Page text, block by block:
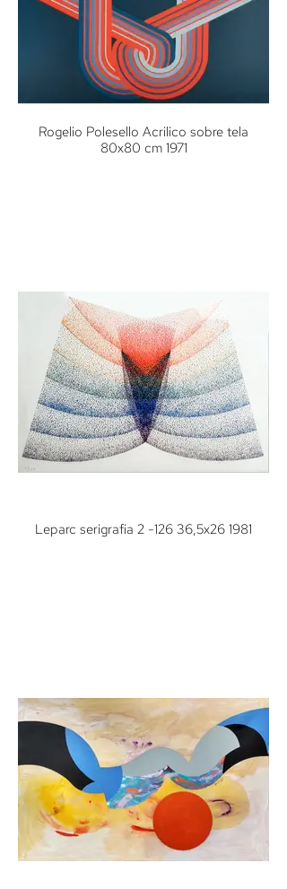
Rogelio Polesello Acrilico sobre tela
80x80 cm 1971
Leparc serigrafia 2 -126 36,5x26 1981